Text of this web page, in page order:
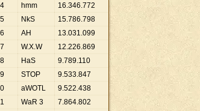
hmm 16.346.772
NkS 15.786.798
AH 13.031.099
W.X.W 12.226.869
HaS 9.789.110
STOP 9.533.847
aWOTL 9.522.438
WaR 3 7.864.802